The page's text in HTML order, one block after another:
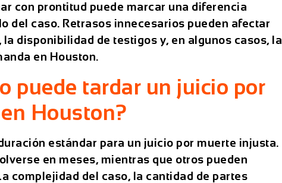
con prontitud puede marcar una diferencia
del caso. Retrasos innecesarios pueden afectar
la disponibilidad de testigos y, en algunos casos, la
en Houston.
puede tardar un juicio por
Houston?
estándar para un juicio por muerte injusta.
en meses, mientras que otros pueden
complejidad del caso, la cantidad de partes